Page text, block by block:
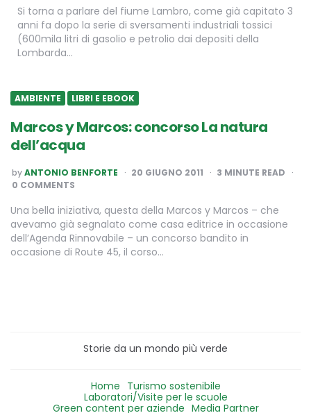
Si torna a parlare del fiume Lambro, come già capitato 3
anni fa dopo la serie di sversamenti industriali tossici
(600mila litri di gasolio e petrolio dai depositi della
Lombarda…
AMBIENTE LIBRI E EBOOK
Marcos y Marcos: concorso La natura
dell’acqua
POSTED
BY
byANTONIO BENFORTE 20 GIUGNO 2011 3 MINUTE READ
0 COMMENTS
Una bella iniziativa, questa della Marcos y Marcos – che
avevamo già segnalato come casa editrice in occasione
dell’Agenda Rinnovabile – un concorso bandito in
occasione di Route 45, il corso…
Storie da un mondo più verde
Home Turismo sostenibile
Laboratori/Visite per le scuole
Green content per aziende Media Partner